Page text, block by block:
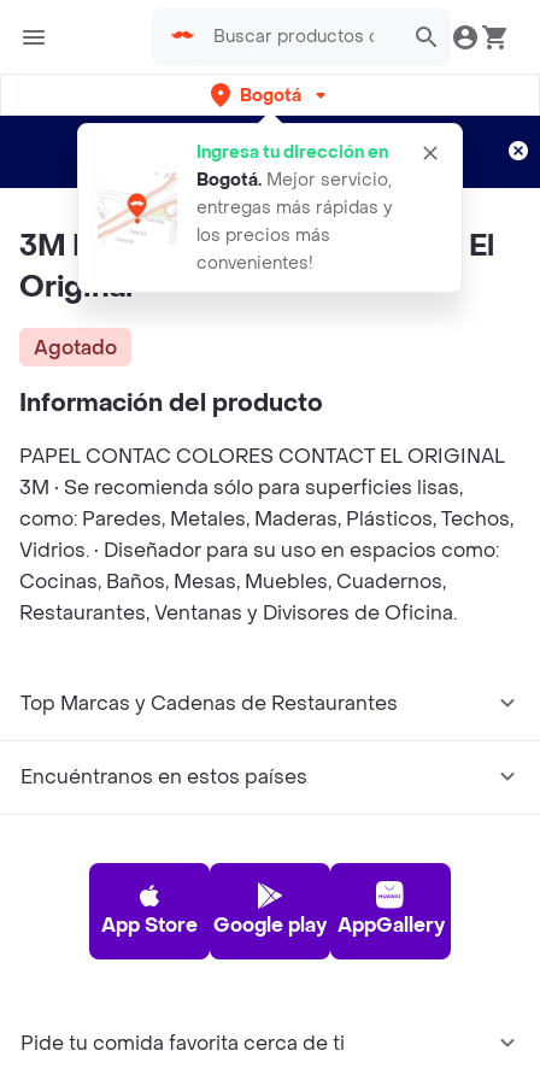
Bogotá
Ingresa tu dirección en
Bogotá. Mejor servicio,
entregas más rápidas y
los precios más
convenientes!
envíos gratis por semanas
Aplican TyC
3M Papel Contact Colores Azul El
Original
Agotado
Información del producto
PAPEL CONTAC COLORES CONTACT EL ORIGINAL
3M • Se recomienda sólo para superficies lisas,
como: Paredes, Metales, Maderas, Plásticos, Techos,
Vidrios. • Diseñador para su uso en espacios como:
Cocinas, Baños, Mesas, Muebles, Cuadernos,
Restaurantes, Ventanas y Divisores de Oficina.
Top Marcas y Cadenas de Restaurantes
Encuéntranos en estos países
App Store Google play AppGallery
Pide tu comida favorita cerca de ti